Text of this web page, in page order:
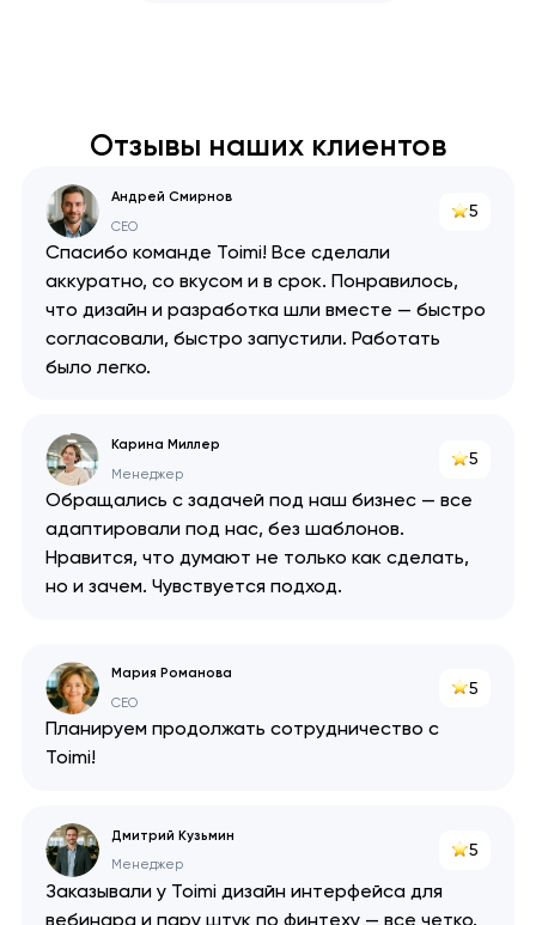
Отзывы наших клиентов
Андрей Смирнов
CEO
5
Спасибо команде Toimi! Все сделали
аккуратно, со вкусом и в срок. Понравилось,
что дизайн и разработка шли вместе — быстро
согласовали, быстро запустили. Работать
было легко.
Карина Миллер
Менеджер
5
Обращались с задачей под наш бизнес — все
адаптировали под нас, без шаблонов.
Нравится, что думают не только как сделать,
но и зачем. Чувствуется подход.
Мария Романова
CEO
5
Планируем продолжать сотрудничество с
Toimi!
Дмитрий Кузьмин
Менеджер
5
Заказывали у Toimi дизайн интерфейса для
вебинара и пару штук по финтеху — все четко.